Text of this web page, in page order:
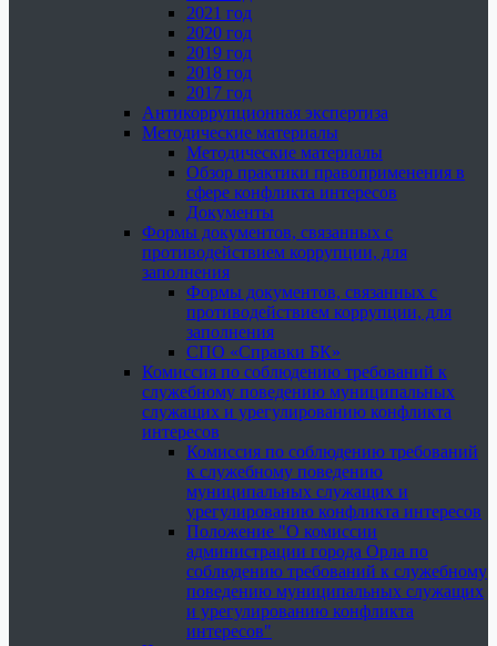
2021 год
2020 год
2019 год
2018 год
2017 год
Антикоррупционная экспертиза
Методические материалы
Методические материалы
Обзор практики правоприменения в
сфере конфликта интересов
Документы
Формы документов, связанных с
противодействием коррупции, для
заполнения
Формы документов, связанных с
противодействием коррупции, для
заполнения
СПО «Справки БК»
Комиссия по соблюдению требований к
служебному поведению муниципальных
служащих и урегулированию конфликта
интересов
Комиссия по соблюдению требований
к служебному поведению
муниципальных служащих и
урегулированию конфликта интересов
Положение "О комиссии
администрации города Орла по
соблюдению требований к служебному
поведению муниципальных служащих
и урегулированию конфликта
интересов"